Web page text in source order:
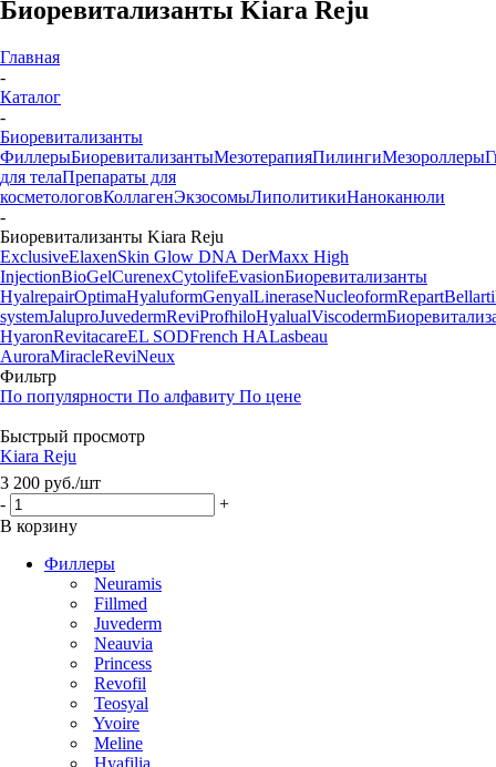
Биоревитализанты Kiara Reju
Главная
-
Каталог
-
Биоревитализанты
ФиллерыБиоревитализантыМезотерапияПилингиМезороллеры
для телаПрепараты для
косметологовКоллагенЭкзосомыЛиполитикиНаноканюли
-
Биоревитализанты Kiara Reju
ExclusiveElaxenSkin Glow DNA DerMaxx High
InjectionBioGelCurenexCytolifeEvasionБиоревитализанты
HyalrepairOptimaHyaluformGenyalLineraseNucleoformRepartBellarti
systemJaluproJuvedermReviProfhiloHyalualViscoderm
HyaronRevitacareEL SODFrench HALasbeau
AuroraMiracleReviNeux
Фильтр
По популярности По алфавиту По цене
Быстрый просмотр
Kiara Reju
3 200 руб./шт
-
+
В корзину
Филлеры
Neuramis
Fillmed
Juvederm
Neauvia
Princess
Revofil
Teosyal
Yvoire
Meline
Hyafilia